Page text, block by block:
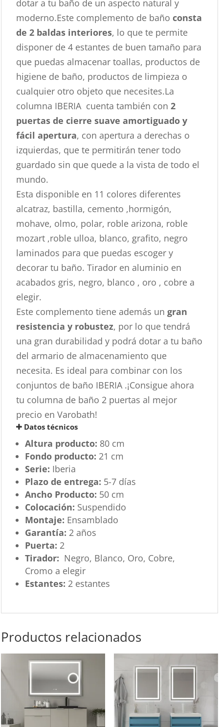
dotar a tu baño de un aspecto natural y
moderno.Este complemento de baño consta
de 2 baldas interiores, lo que te permite
disponer de 4 estantes de buen tamaño para
que puedas almacenar toallas, productos de
higiene de baño, productos de limpieza o
cualquier otro objeto que necesites.La
columna IBERIA cuenta también con2
puertas de cierre suave amortiguado y
fácil apertura, con apertura a derechas o
izquierdas, que te permitirán tener todo
guardado sin que quede a la vista de todo el
mundo.
Esta disponible en 11 colores diferentes
alcatraz, bastilla, cemento ,hormigón,
mohave, olmo, polar, roble arizona, roble
mozart ,roble ulloa, blanco, grafito, negro
laminados para que puedas escoger y
decorar tu baño. Tirador en aluminio en
acabados gris, negro, blanco , oro , cobre a
elegir.
Este complemento tiene además ungran
resistencia y robustez, por lo que tendrá
una gran durabilidad y podrá dotar a tu baño
del armario de almacenamiento que
necesita. Es ideal para combinar con los
conjuntos de baño IBERIA .¡Consigue ahora
tu columna de baño 2 puertas al mejor
precio en Varobath!
Datos técnicos
Altura producto: 80 cm
Fondo producto: 21 cm
Serie: Iberia
Plazo de entrega: 5-7 días
Ancho Producto: 50 cm
Colocación: Suspendido
Montaje: Ensamblado
Garantía: 2 años
Puerta: 2
Tirador: Negro, Blanco, Oro, Cobre,
Cromo a elegir
Estantes: 2 estantes
Productos relacionados